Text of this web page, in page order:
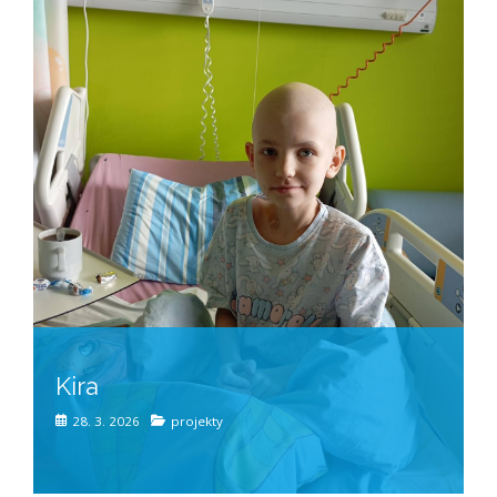
Kira
28. 3. 2026 projekty